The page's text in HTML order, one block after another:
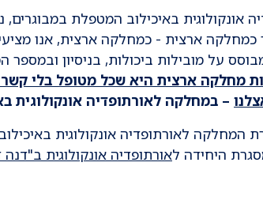
אונקולוגית באיכילוב המטפלת במבוגרים,
כמחלקה ארצית - כמחלקה ארצית, אנו
על מובילות ביכולות, בניסיון ובמספר
מחלקה ארצית היא שכל מטופל בלי
– במחלקה לאורתופדיה אונקולוגית
המחלקה לאורתופדיה אונקולוגית באיכילוב
היחידה לאורתופדיה אונקולוגית